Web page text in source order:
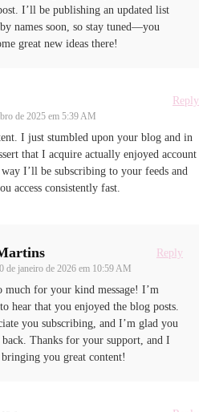
I’ll be publishing an updated list
names soon, so stay tuned—you
great new ideas there!
de 2025 em 5:39 AM
Reply
I just stumbled upon your blog and in
that I acquire actually enjoyed account
I’ll be subscribing to your feeds and
access consistently fast.
de janeiro de 2026 em 10:59 AM
Reply
much for your kind message! I’m
hear that you enjoyed the blog posts.
you subscribing, and I’m glad you
Thanks for your support, and I
you great content!